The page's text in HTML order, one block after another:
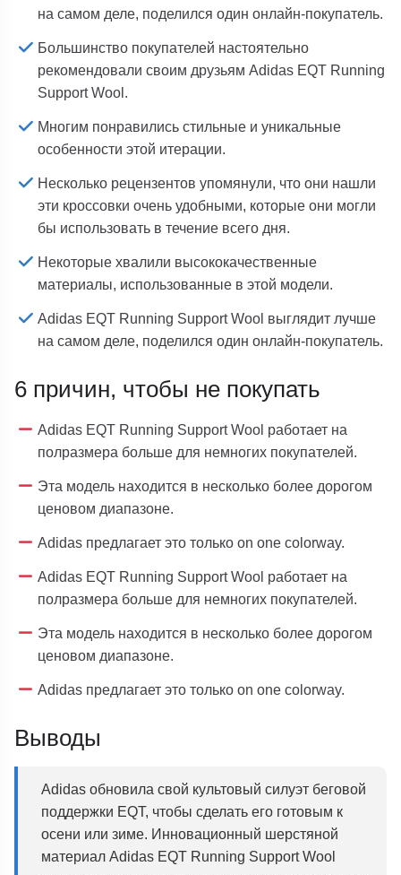
на самом деле, поделился один онлайн-покупатель.
Большинство покупателей настоятельно
рекомендовали своим друзьям Adidas EQT Running
Support Wool.
Многим понравились стильные и уникальные
особенности этой итерации.
Несколько рецензентов упомянули, что они нашли
эти кроссовки очень удобными, которые они могли
бы использовать в течение всего дня.
Некоторые хвалили высококачественные
материалы, использованные в этой модели.
Adidas EQT Running Support Wool выглядит лучше
на самом деле, поделился один онлайн-покупатель.
6 причин, чтобы не покупать
Adidas EQT Running Support Wool работает на
полразмера больше для немногих покупателей.
Эта модель находится в несколько более дорогом
ценовом диапазоне.
Adidas предлагает это только on one colorway.
Adidas EQT Running Support Wool работает на
полразмера больше для немногих покупателей.
Эта модель находится в несколько более дорогом
ценовом диапазоне.
Adidas предлагает это только on one colorway.
Выводы
Adidas обновила свой культовый силуэт беговой
поддержки EQT, чтобы сделать его готовым к
осени или зиме. Инновационный шерстяной
материал Adidas EQT Running Support Wool